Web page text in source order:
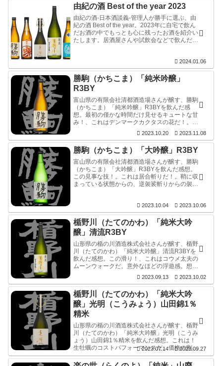
由紀の酒 Best of the year 2023
由紀の酒-日本酒談義-管理人が勝手に選ぶ、由
紀の酒 Best of the year。2023年に自宅で飲ん
だお酒の中でもっとも心に残ったお酒を紹介い
たします。居酒屋さんや試飲会などで飲んだお
ておりますが金賞（決審）からははずれます。
2024.01.06
勝駒（かちこま）「純米吟醸」
R3BY
富山県の有限会社清都酒造場さんが醸す、勝駒
（かちこま）「純米吟醸」R3BYを飲んだ感
想。最初の僅かな時間だけ見せるキュートな甘
み！、これはデンマークカクタスの花だ！。こ
姿。ZEISSレンズが細い線を見事に描写する。
2023.10.20 2023.11.08
勝駒（かちこま）「大吟醸」R3BY
富山県の有限会社清都酒造場さんが醸す、勝駒
（かちこま）「大吟醸」R3BYを飲んだ感想。
この見事な技！。これは居合斬りだ！。鞘に収
まっている状態からの、逆袈裟斬りからの袈裟
どまでにスパッと…、旨いっす。
2023.10.04 2023.10.06
楯野川（たてのかわ）「純米大吟
醸」清流R3BY
山形県の楯の川酒造株式会社さんが醸す、楯野
川（たてのかわ）「純米大吟醸」清流R3BYを
飲んだ感想。この滑り！、これはコウメ太夫の
ムーンウォークだ。意外なほどの浮遊感。想定
だった。これだけいろいろな酒を飲んできた中
でも、その存在を脳裏に焼き付かせる。
2023.09.13 2023.10.02
楯野川（たてのかわ）「純米大吟
醸」光明（こうみょう）山田錦1％
精米
山形県の楯の川酒造株式会社さんが醸す、楯野
川（たてのかわ）「純米大吟醸」光明（こうみ
ょう）山田錦1％精米を飲んだ感想。これは！
生牡蠣のコストパフォーマンスだ。価格の割に
味わえる時間が少ないと言う意味で、つるっと
入って来て最高の充足感で堪能させてくれる
2023.07.14 2023.09.27